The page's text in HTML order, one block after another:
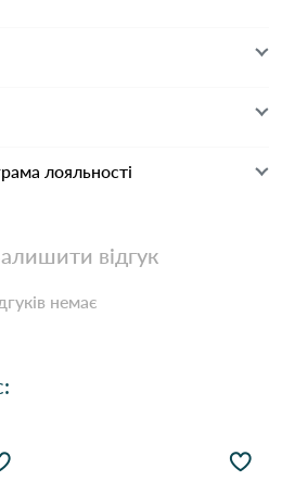
лояльності
відгук
немає